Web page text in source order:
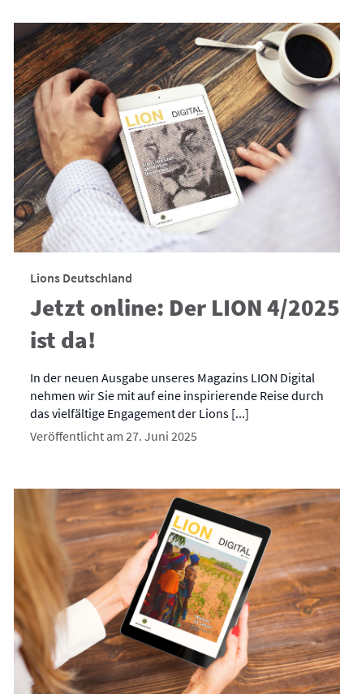
Lions Deutschland
Jetzt online: Der LION 4/2025
ist da!
In der neuen Ausgabe unseres Magazins LION Digital
nehmen wir Sie mit auf eine inspirierende Reise durch
das vielfältige Engagement der Lions [...]
Veröffentlicht am 27. Juni 2025